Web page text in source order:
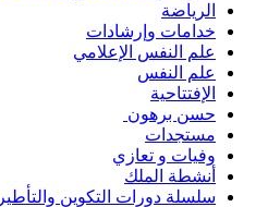
الرياضة
خدامات وإرشادات
علم النفس الإعلامي
علم النفس
الإفتتاحية
حسن برهون
مستجدات
وفيات و تعازي
أنشطة الملك
سلسلة دورات التكوين